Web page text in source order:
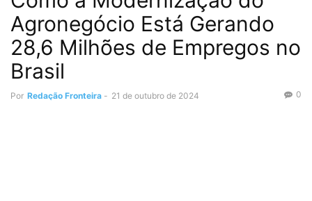
Agronegócio Está Gerando
28,6 Milhões de Empregos no
Brasil
Por Redação Fronteira - 21 de outubro de 2024 0